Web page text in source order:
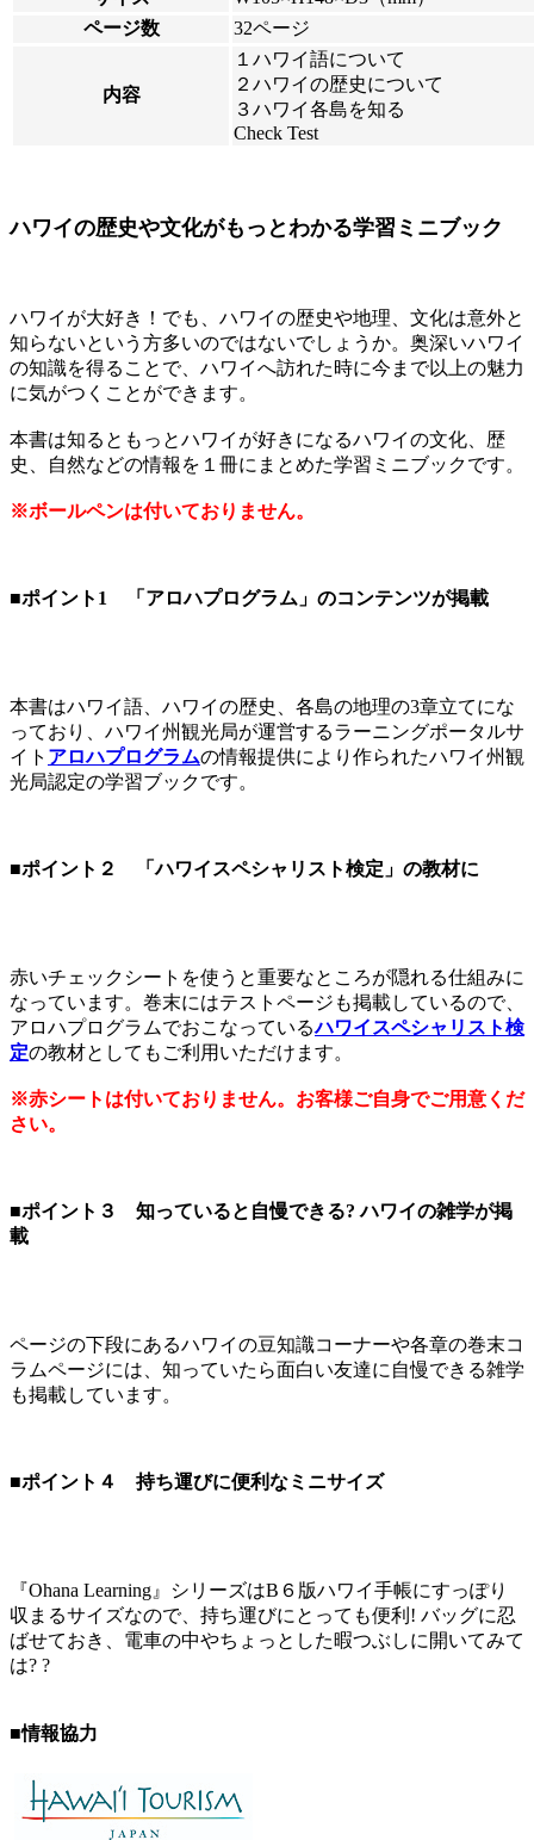
ページ数
32ページ
内容
１ハワイ語について
２ハワイの歴史について
３ハワイ各島を知る
Check Test
ハワイの歴史や文化がもっとわかる学習ミニブック
ハワイが大好き！でも、ハワイの歴史や地理、文化は意外と
知らないという方多いのではないでしょうか。奥深いハワイ
の知識を得ることで、ハワイへ訪れた時に今まで以上の魅力
に気がつくことができます。
本書は知るともっとハワイが好きになるハワイの文化、歴
史、自然などの情報を１冊にまとめた学習ミニブックです。
※ボールペンは付いておりません。
■ポイント1 「アロハプログラム」のコンテンツが掲載
本書はハワイ語、ハワイの歴史、各島の地理の3章立てにな
っており、ハワイ州観光局が運営するラーニングポータルサ
イト アロハプログラムの情報提供により作られたハワイ州観
光局認定の学習ブックです。
■ポイント２ 「ハワイスペシャリスト検定」の教材に
赤いチェックシートを使うと重要なところが隠れる仕組みに
なっています。巻末にはテストページも掲載しているので、
アロハプログラムでおこなっているハワイスペシャリスト検
定の教材としてもご利用いただけます。
※赤シートは付いておりません。お客様ご自身でご用意くだ
さい。
■ポイント３ 知っていると自慢できる? ハワイの雑学が掲
載
ページの下段にあるハワイの豆知識コーナーや各章の巻末コ
ラムページには、知っていたら面白い友達に自慢できる雑学
も掲載しています。
■ポイント４ 持ち運びに便利なミニサイズ
『Ohana Learning』シリーズはB６版ハワイ手帳にすっぽり
収まるサイズなので、持ち運びにとっても便利! バッグに忍
ばせておき、電車の中やちょっとした暇つぶしに開いてみて
は? ?
■情報協力